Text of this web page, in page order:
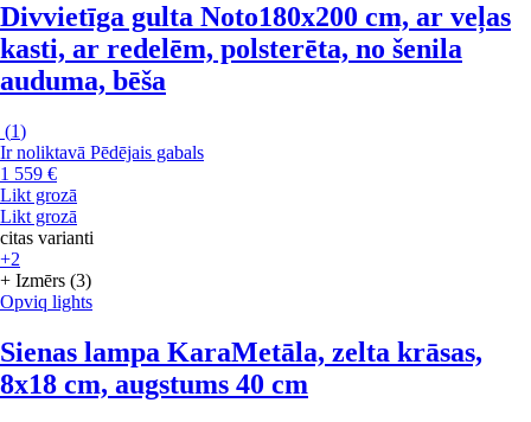
Divvietīga gulta Noto180x200 cm, ar veļas
kasti, ar redelēm, polsterēta, no šenila
auduma, bēša
(1)
Ir noliktavā Pēdējais gabals
1 559 €
Likt grozā
Likt grozā
citas varianti
+2
+ Izmērs (3)
Opviq lights
Sienas lampa KaraMetāla, zelta krāsas,
8x18 cm, augstums 40 cm